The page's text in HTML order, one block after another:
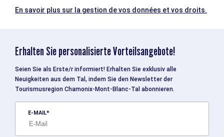
En savoir plus sur la gestion de vos données et vos droits.
Erhalten Sie personalisierte Vorteilsangebote!
Seien Sie als Erste/r informiert! Erhalten Sie exklusiv alle
Neuigkeiten aus dem Tal, indem Sie den Newsletter der
Tourismusregion Chamonix-Mont-Blanc-Tal abonnieren.
E-MAIL